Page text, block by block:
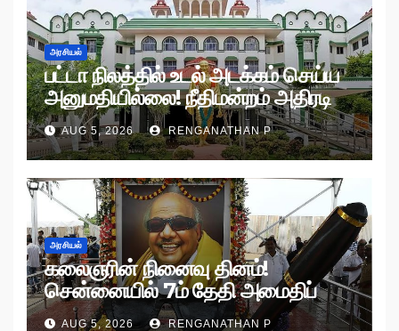
அரசியல்
பட்டா நிலத்தில் உடல் அடக்கம் செய்ய
அனுமதியில்லை! நீதிமன்றம் அதிரடி
உத்தரவு!
AUG 5, 2026 RENGANATHAN P
அரசியல்
கலைஞரின் நினைவு தினம்!
சென்னையில் 7ம் தேதி அமைதிப்
பேரணி!
AUG 5, 2026 RENGANATHAN P